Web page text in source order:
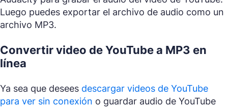
Luego puedes exportar el archivo de audio como un
archivo MP3.
Convertir video de YouTube a MP3 en
línea
Ya sea que desees descargar videos de YouTube
para ver sin conexión o guardar audio de YouTube